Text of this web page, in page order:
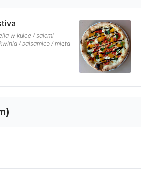
w kulce / salami
/ balsamico / mięta